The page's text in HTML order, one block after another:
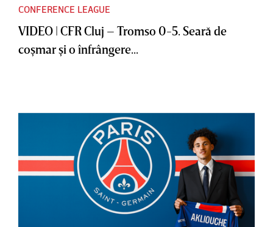
CONFERENCE LEAGUE
VIDEO | CFR Cluj – Tromso 0-5. Seară de
coşmar şi o înfrângere...